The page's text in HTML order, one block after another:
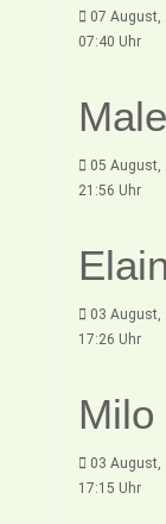
07 August,
07:40 Uhr
05 August,
21:56 Uhr
03 August,
17:26 Uhr
Milo
03 August,
17:15 Uhr